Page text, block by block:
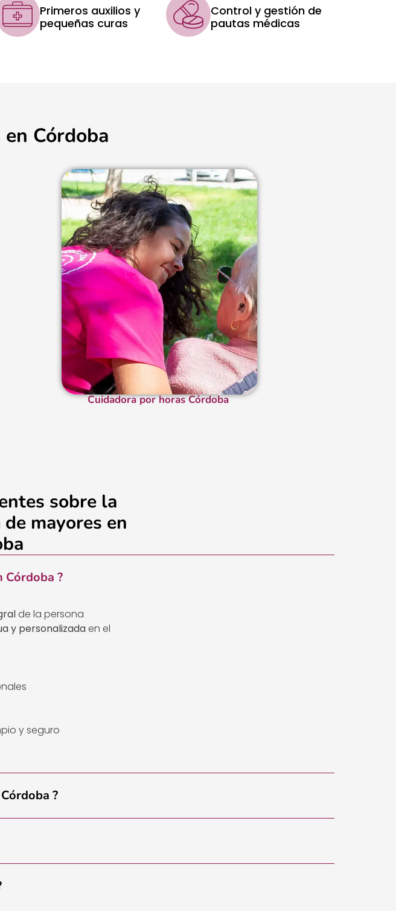
Primeros auxilios y
pequeñas curas
Control y gestión de
pautas médicas
Córdoba
Cuidadora por horas Córdoba
sobre la
mayores en
Córdoba ?
de la persona
y personalizadaen el
y seguro
?